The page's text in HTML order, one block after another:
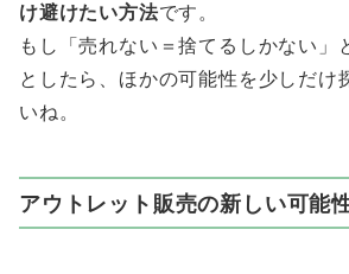
け避けたい方法です。
もし「売れない＝捨てるしかない」
としたら、ほかの可能性を少しだけ
いね。
アウトレット販売の新しい可能